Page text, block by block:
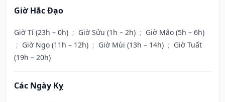
Giờ Hắc Đạo
Giờ Tí (23h – 0h) ; Giờ Sửu (1h – 2h) ; Giờ Mão (5h – 6h)
; Giờ Ngọ (11h – 12h) ; Giờ Mùi (13h – 14h) ; Giờ Tuất
(19h – 20h)
Các Ngày Kỵ